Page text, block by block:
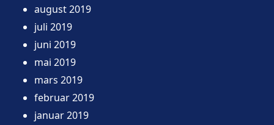
august 2019
juli 2019
juni 2019
mai 2019
mars 2019
februar 2019
januar 2019